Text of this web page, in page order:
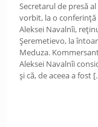
Secretarul de presă
vorbit, la o conferință
Aleksei Navalnîi,
Șeremetievo, la
Meduza.
Aleksei Navalnîi
și că, de aceea a fost